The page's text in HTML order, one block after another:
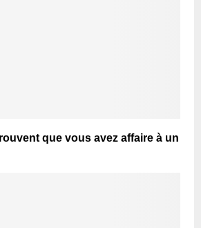
que vous avez affaire à un